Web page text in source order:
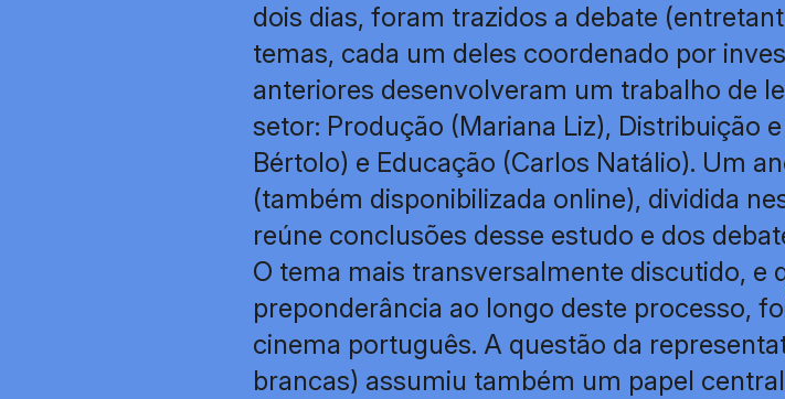
dois dias, foram trazidos a debate
temas, cada um deles coordenado por
anteriores desenvolveram um trabalho de
setor: Produção (Mariana Liz), Distribuição
Bértolo) e Educação (Carlos Natálio). Um
(também disponibilizada online), dividida
reúne conclusões desse estudo e dos
O tema mais transversalmente discutido, e
preponderância ao longo deste processo,
cinema português. A questão da
brancas) assumiu também um papel